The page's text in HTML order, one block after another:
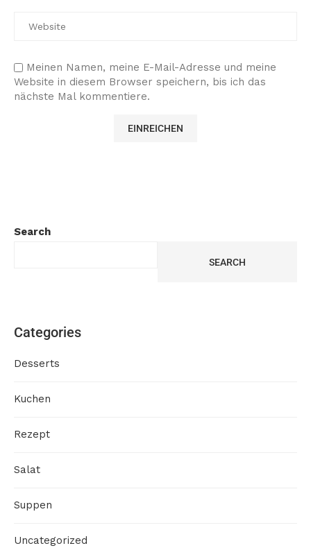
Meinen Namen, meine E-Mail-Adresse und meine
Website in diesem Browser speichern, bis ich das
nächste Mal kommentiere.
Search
SEARCH
Categories
Desserts
Kuchen
Rezept
Salat
Suppen
Uncategorized